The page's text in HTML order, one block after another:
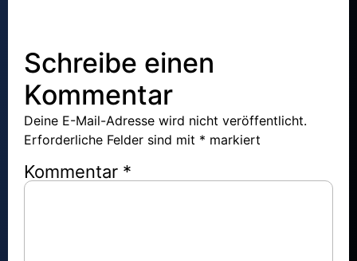
Schreibe einen
Kommentar
Deine E-Mail-Adresse wird nicht veröffentlicht.
Erforderliche Felder sind mit * markiert
Kommentar *